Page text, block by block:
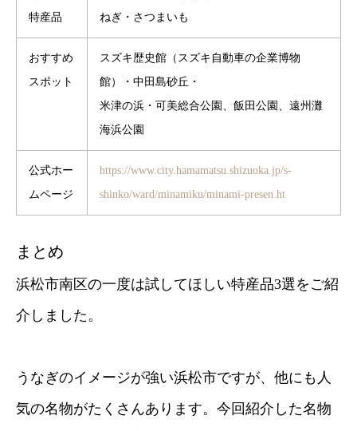
特産品
ねぎ・さつまいも
おすすめ
スポット
スズキ歴史館（スズキ自動車の企業博物
館）・中田島砂丘・
米津の浜・可美総合公園、飯田公園、遠州灘
海浜公園
公式ホー
ムページ
https://www.city.hamamatsu.shizuoka.jp/s-
shinko/ward/minamiku/minami-presen.ht
まとめ
浜松市南区の一度は試してほしい特産品3選をご紹
介しました。
うなぎのイメージが強い浜松市ですが、他にも人
気の名物がたくさんあります。今回紹介した名物